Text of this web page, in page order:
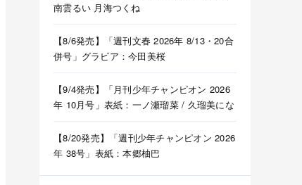
南雲るい 月海つくね
【8/6発売】「週刊文春 2026年 8/13・20合
併号」グラビア：今田美桜
【9/4発売】「月刊少年チャンピオン 2026
年 10月号」表紙：一ノ瀬瑠菜 / 久瑠美にな
【8/20発売】「週刊少年チャンピオン 2026
年 38号」表紙：本郷柚巴